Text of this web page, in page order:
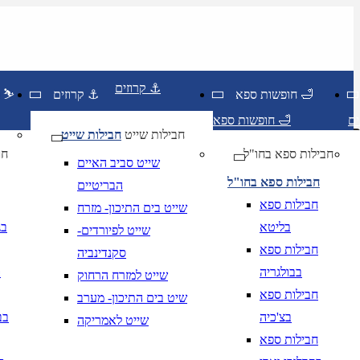
חופשות סקי ⛷️
קרוזים ⚓ קרוזים ⚓
חבילות שייט חבילות שייט
שייט סביב האיים
הבריטיים
שייט בים התיכון- מזרח
שייט לפיורדים-
סקנדינביה
שייט למזרח הרחוק
שיט בים התיכון- מערב
שייט לאמריקה
חופשות ספא 🛁
חופשות ספא 🛁
חבילות ספא בחו"ל
חבילות ספא בחו"ל
חבילות ספא
בליטא
חבילות ספא
בבולגריה
חבילות ספא
בצ'כיה
חבילות ספא
יום בשתי ספרות קו נטוי חודש בשתי ספרות קו נטוי שנה בשתי ספרות
יום בשתי ספרות קו נטוי חודש בשתי ספרות קו נטוי שנה בשתי ספרות